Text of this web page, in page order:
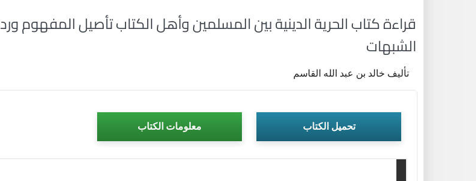
قراءة كتاب الحرية الدينية بين المسلمين وأهل الكتاب تأصيل المفهوم ورد
الشبهات
تأليف خالد بن عبد الله القاسم
تحميل الكتاب معلومات الكتاب